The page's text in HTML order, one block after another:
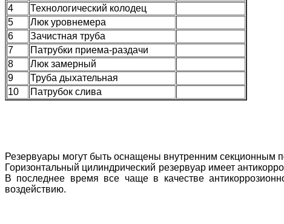
4
Технологический колодец
5
Люк уровнемера
6
Зачистная труба
7
Патрубки приема-раздачи
8
Люк замерный
9
Труба дыхательная
10
Патрубок слива
Резервуары могут быть оснащены внутренним секционным
Горизонтальный цилиндрический резервуар имеет
В последнее время все чаще в качестве
воздействию.